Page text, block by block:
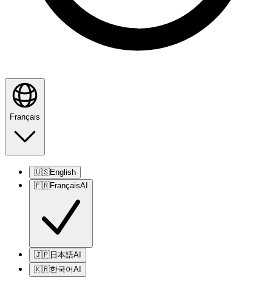
Français
🇺🇸English
🇫🇷FrançaisAI
🇯🇵日本語AI
🇰🇷한국어AI